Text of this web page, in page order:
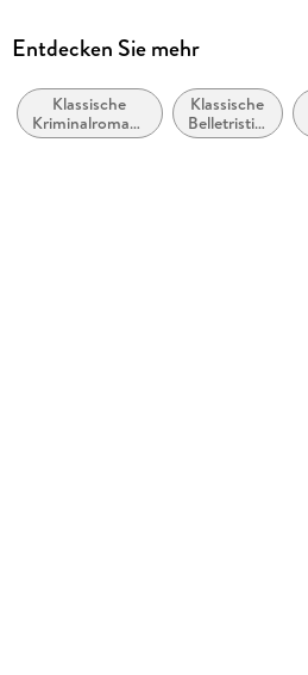
Laufzeit
Altersempfehlung
ab 12 Jahre
Entdecken Sie mehr
Klassische
Kriminalromane
und Mystery
Klassische
Belletristik:
allgemein